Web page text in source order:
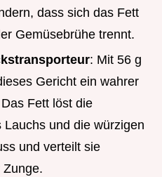
dass sich das Fett
Gemüsebrühe trennt.
: Mit 56 g
Gericht ein wahrer
Fett löst die
und die würzigen
und verteilt sie